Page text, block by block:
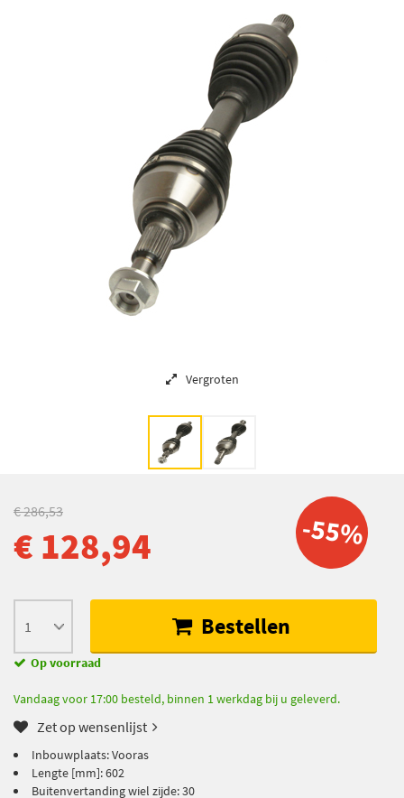
Vergroten
-55%
€ 286,53
€ 128,94
Bestellen
Op voorraad
Vandaag voor 17:00 besteld, binnen 1 werkdag bij u geleverd.
Zet op wensenlijst
Inbouwplaats: Vooras
Lengte [mm]: 602
Buitenvertanding wiel zijde: 30